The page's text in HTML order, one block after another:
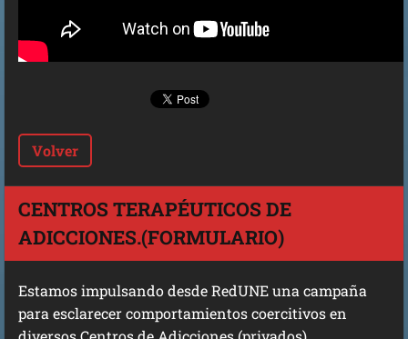
Volver
CENTROS TERAPÉUTICOS DE
ADICCIONES.(FORMULARIO)
Estamos impulsando desde RedUNE una campaña
para esclarecer comportamientos coercitivos en